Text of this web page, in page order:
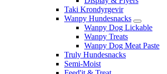
Taki Krondyrgevir
Wanpy Hundesnacks
Wanpy Dog Lickable
Wanpy Treats
Wanpy Dog Meat Paste
Truly Hundesnacks
Semi-Moist